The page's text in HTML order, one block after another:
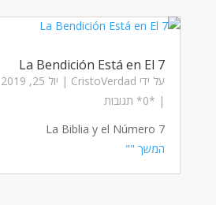
La Bendición Está en El 7
על ידי CristoVerdad
| יול 25, 2019
| ‏*0* תגובות
La Biblia y el Número 7
המשך ""